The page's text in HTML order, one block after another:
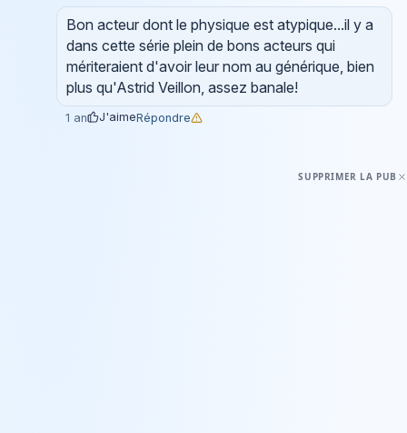
Bon acteur dont le physique est atypique...il y a
dans cette série plein de bons acteurs qui
mériteraient d'avoir leur nom au générique, bien
plus qu'Astrid Veillon, assez banale!
1 an J'aimeRépondre
SUPPRIMER LA PUB